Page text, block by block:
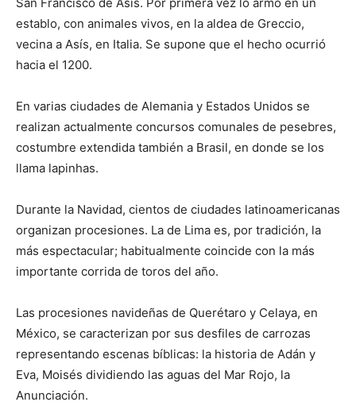
establo, con animales vivos, en la aldea de Greccio,
vecina a Asís, en Italia. Se supone que el hecho ocurrió
hacia el 1200.
En varias ciudades de Alemania y Estados Unidos se
realizan actualmente concursos comunales de pesebres,
costumbre extendida también a Brasil, en donde se los
llama lapinhas.
Durante la Navidad, cientos de ciudades latinoamericanas
organizan procesiones. La de Lima es, por tradición, la
más espectacular; habitualmente coincide con la más
importante corrida de toros del año.
Las procesiones navideñas de Querétaro y Celaya, en
México, se caracterizan por sus desfiles de carrozas
representando escenas bíblicas: la historia de Adán y
Eva, Moisés dividiendo las aguas del Mar Rojo, la
Anunciación.